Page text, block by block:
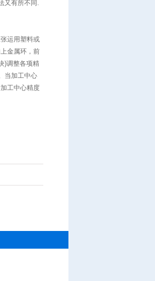
又有所不同.
运用塑料或
金属环，前
)调整各项精
当加工中心
工中心精度